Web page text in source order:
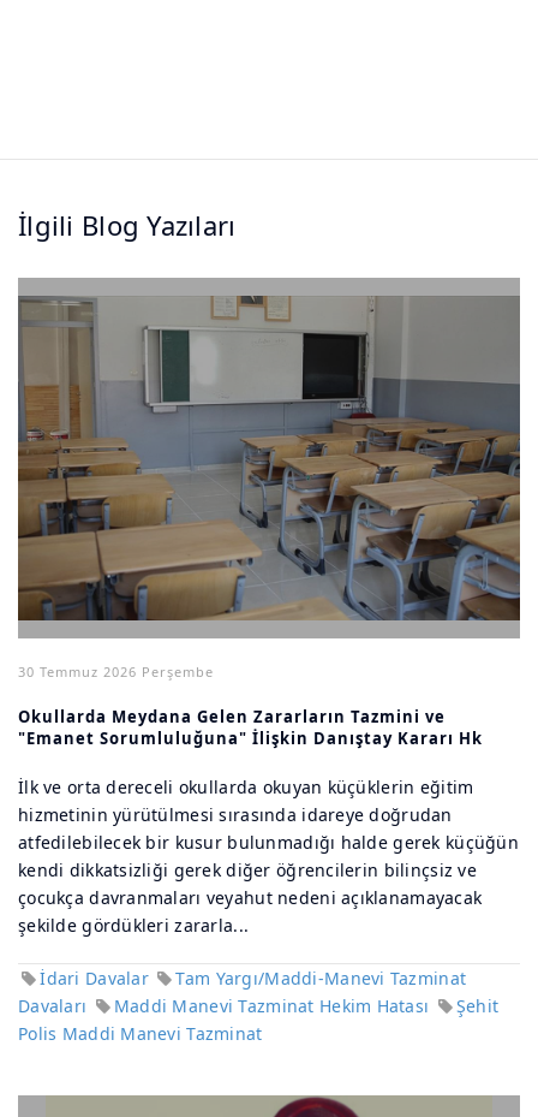
İlgili Blog Yazıları
30 Temmuz 2026 Perşembe
Okullarda Meydana Gelen Zararların Tazmini ve
"Emanet Sorumluluğuna" İlişkin Danıştay Kararı Hk
İlk ve orta dereceli okullarda okuyan küçüklerin eğitim
hizmetinin yürütülmesi sırasında idareye doğrudan
atfedilebilecek bir kusur bulunmadığı halde gerek küçüğün
kendi dikkatsizliği gerek diğer öğrencilerin bilinçsiz ve
çocukça davranmaları veyahut nedeni açıklanamayacak
şekilde gördükleri zararla...
İdari Davalar
Tam Yargı/Maddi-Manevi Tazminat
Davaları
Maddi Manevi Tazminat Hekim Hatası
Şehit
Polis Maddi Manevi Tazminat